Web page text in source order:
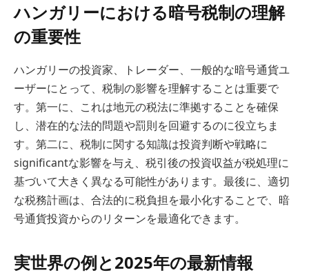
ハンガリーにおける暗号税制の理解
の重要性
ハンガリーの投資家、トレーダー、一般的な暗号通貨ユ
ーザーにとって、税制の影響を理解することは重要で
す。第一に、これは地元の税法に準拠することを確保
し、潜在的な法的問題や罰則を回避するのに役立ちま
す。第二に、税制に関する知識は投資判断や戦略に
significantな影響を与え、税引後の投資収益が税処理に
基づいて大きく異なる可能性があります。最後に、適切
な税務計画は、合法的に税負担を最小化することで、暗
号通貨投資からのリターンを最適化できます。
実世界の例と2025年の最新情報